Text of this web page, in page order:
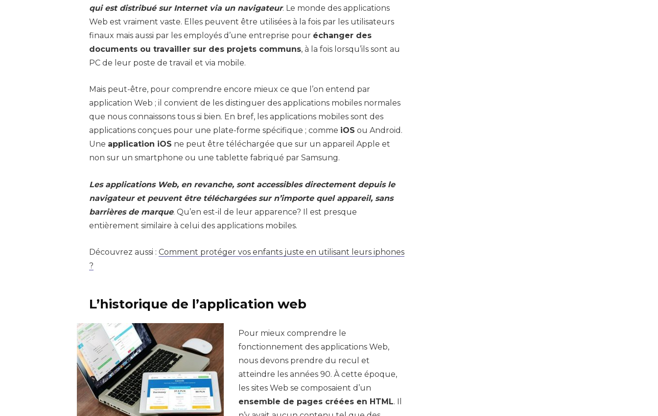
qui est distribué sur Internet via un navigateur. Le monde des applications
Web est vraiment vaste. Elles peuvent être utilisées à la fois par les utilisateurs
finaux mais aussi par les employés d’une entreprise pour échanger des
documents ou travailler sur des projets communs, à la fois lorsqu’ils sont au
PC de leur poste de travail et via mobile.
Mais peut-être, pour comprendre encore mieux ce que l’on entend par
application Web ; il convient de les distinguer des applications mobiles normales
que nous connaissons tous si bien. En bref, les applications mobiles sont des
applications conçues pour une plate-forme spécifique ; comme iOS ou Android.
Une application iOS ne peut être téléchargée que sur un appareil Apple et
non sur un smartphone ou une tablette fabriqué par Samsung.
Les applications Web, en revanche, sont accessibles directement depuis le
navigateur et peuvent être téléchargées sur n’importe quel appareil, sans
barrières de marque. Qu’en est-il de leur apparence? Il est presque
entièrement similaire à celui des applications mobiles.
Découvrez aussi : Comment protéger vos enfants juste en utilisant leurs iphones
?
L’historique de l’application web
Pour mieux comprendre le
fonctionnement des applications Web,
nous devons prendre du recul et
atteindre les années 90. À cette époque,
les sites Web se composaient d’un
ensemble de pages créées en HTML. Il